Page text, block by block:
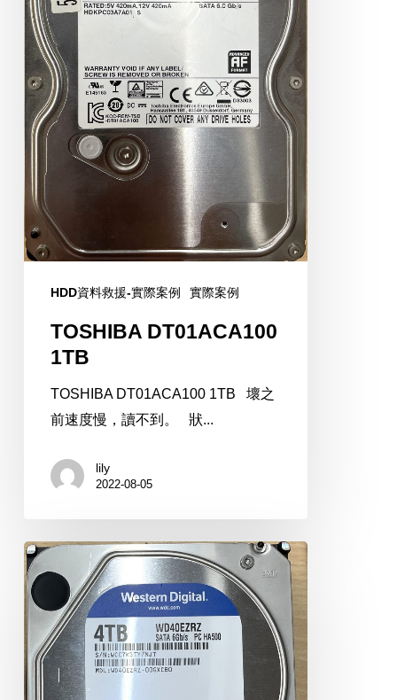
HDD資料救援-實際案例 實際案例
TOSHIBA DT01ACA100
1TB
TOSHIBA DT01ACA100 1TB 壞之
前速度慢，讀不到。 狀...
lily
2022-08-05
WD
WD40EZRZ
4TB